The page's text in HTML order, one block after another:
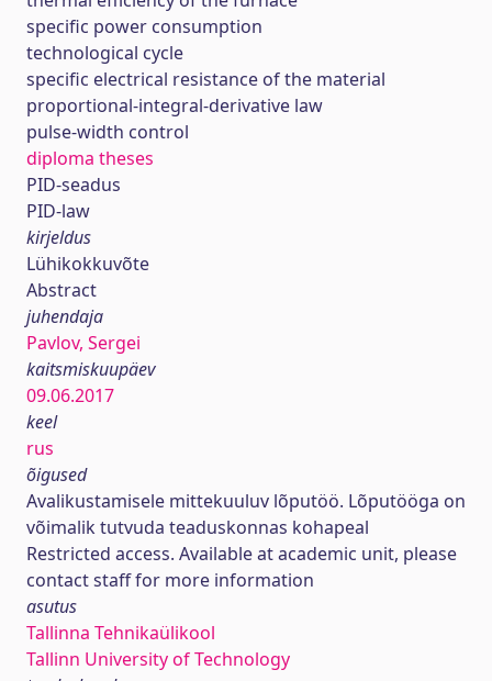
specific power consumption
technological cycle
specific electrical resistance of the material
proportional-integral-derivative law
pulse-width control
diploma theses
PID-seadus
PID-law
kirjeldus
Lühikokkuvõte
Abstract
juhendaja
Pavlov, Sergei
kaitsmiskuupäev
09.06.2017
keel
rus
õigused
Avalikustamisele mittekuuluv lõputöö. Lõputööga on
võimalik tutvuda teaduskonnas kohapeal
Restricted access. Available at academic unit, please
contact staff for more information
asutus
Tallinna Tehnikaülikool
Tallinn University of Technology